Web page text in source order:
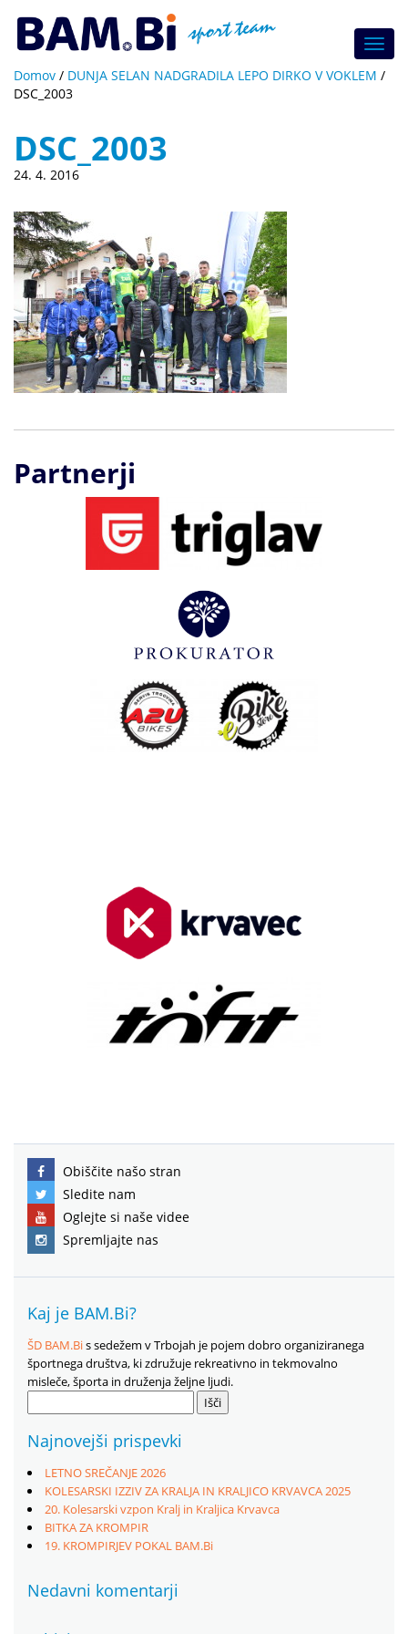
Domov / DUNJA SELAN NADGRADILA LEPO DIRKO V VOKLEM /
DSC_2003
DSC_2003
24. 4. 2016
Partnerji
Obiščite našo stran
Sledite nam
Oglejte si naše videe
Spremljajte nas
Kaj je BAM.Bi?
ŠD BAM.Bis sedežem v Trbojah je pojem dobro organiziranega
športnega društva, ki združuje rekreativno in tekmovalno
misleče, športa in druženja željne ljudi.
Najnovejši prispevki
LETNO SREČANJE 2026
KOLESARSKI IZZIV ZA KRALJA IN KRALJICO KRVAVCA 2025
20. Kolesarski vzpon Kralj in Kraljica Krvavca
BITKA ZA KROMPIR
19. KROMPIRJEV POKAL BAM.Bi
Nedavni komentarji